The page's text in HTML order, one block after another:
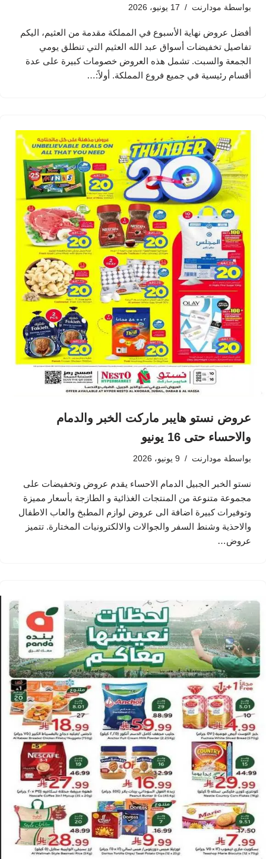
بواسطة مودارنت 17 يونيو، 2026
أفضل عروض نهاية الأسبوع في المملكة مقدمة من العثيم، اليكم
تفاصيل تخفيضات أسواق عبد الله العثيم التي تنطلق يومي
الجمعة والسبت. تشمل هذه العروض خصومات كبيرة على عدة
أقسام رئيسية في جميع فروع المملكة. أولاً:…
عروض نستو هايبر ماركت الخبر والدمام
والاحساء حتى 16 يونيو
بواسطة مودارنت 9 يونيو، 2026
نستو الخبر الجبيل الدمام الاحساء يقدم عروض وتخفيضات على
مجموعة متنوعة من المنتجات الغذائية و الطازجة بأسعار مميزة
وتوفيرات كبيرة اضافة الى عروض لوازم المطبخ والعاب الاطفال
والاحذية وشنط السفر والجوالات والالكترونيات المختارة. تتميز
عروض…